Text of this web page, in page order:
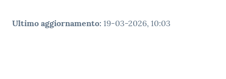
Ultimo aggiornamento: 19-03-2026, 10:03